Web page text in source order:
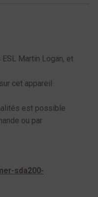
Martin Logan, et
cet appareil
est possible
ou par
sda200-